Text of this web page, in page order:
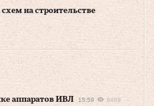
на строительстве
аппаратов ИВЛ
15:59 9469